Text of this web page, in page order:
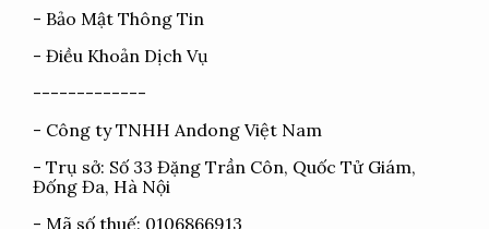
- Bảo Mật Thông Tin
- Điều Khoản Dịch Vụ
-------------
- Công ty TNHH Andong Việt Nam
- Trụ sở: Số 33 Đặng Trần Côn, Quốc Tử Giám,
Đống Đa, Hà Nội
- Mã số thuế: 0106866913